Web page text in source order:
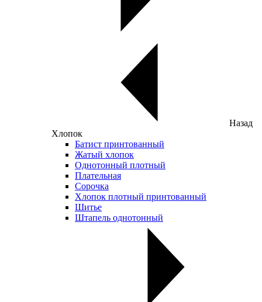
Назад
Хлопок
Батист принтованный
Жатый хлопок
Однотонный плотный
Плательная
Сорочка
Хлопок плотный принтованный
Шитье
Штапель однотонный